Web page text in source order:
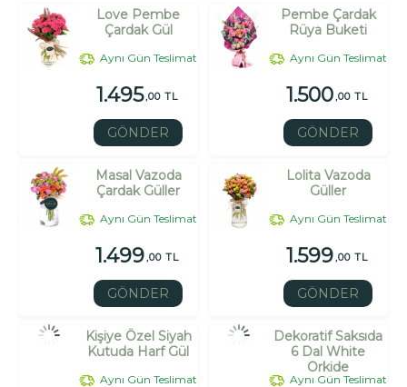
Love Pembe
Çardak Gül
Aynı Gün Teslimat
1.495,00 TL
GÖNDER
Pembe Çardak
Rüya Buketi
Aynı Gün Teslimat
1.500,00 TL
GÖNDER
Masal Vazoda
Çardak Güller
Aynı Gün Teslimat
1.499,00 TL
GÖNDER
Lolita Vazoda
Güller
Aynı Gün Teslimat
1.599,00 TL
GÖNDER
Kişiye Özel Siyah
Kutuda Harf Gül
Aynı Gün Teslimat
Dekoratif Saksıda
6 Dal White
Orkide
Aynı Gün Teslimat